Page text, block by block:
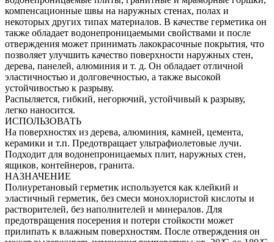
компенсационные швы на наружных стенах, полах и
некоторых других типах материалов. В качестве герметика он
также обладает водонепроницаемыми свойствами и после
отверждения может принимать лакокрасочные покрытия, что
позволяет улучшить качество поверхности наружных стен,
дерева, панелей, алюминия и т. д. Он обладает отличной
эластичностью и долговечностью, а также высокой
устойчивостью к разрыву.
Распыляется, гибкий, негорючий, устойчивый к разрыву,
легко наносится.
ИСПОЛЬЗОВАТЬ
На поверхностях из дерева, алюминия, камней, цемента,
керамики и т.п. Предотвращает ультрафиолетовые лучи.
Подходит для водонепроницаемых плит, наружных стен,
ящиков, контейнеров, гранита.
НАЗНАЧЕНИЕ
Полиуретановый герметик используется как клейкий и
эластичный герметик, без смеси монохлористой кислоты и
растворителей, без наполнителей и минералов. Для
предотвращения посерения и потери стойкости может
прилипать к влажным поверхностям. После отверждения он